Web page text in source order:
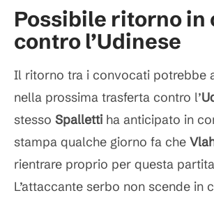
Possibile ritorno in
contro l’Udinese
Il ritorno tra i convocati potrebbe
nella prossima trasferta contro l’
stesso Spalletti ha anticipato in
stampa qualche giorno fa che
rientrare proprio per questa
L’attaccante serbo non scende in